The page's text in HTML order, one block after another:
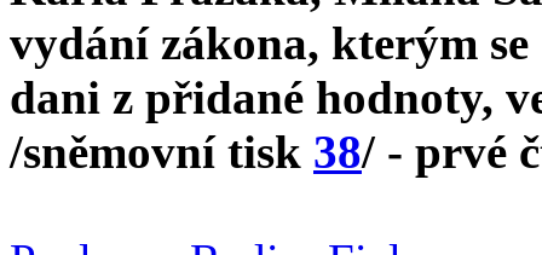
vydání zákona, kterým se
dani z přidané hodnoty,
/sněmovní tisk 38/ - prvé